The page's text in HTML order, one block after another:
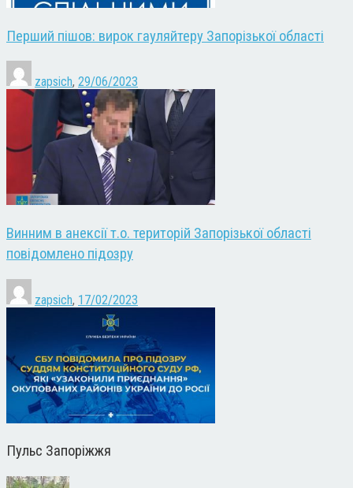
Перший пішов: вирок гауляйтеру Запорізької області
zapsich, 29/06/2023
Винним в анексії т.о. територій Запорізької області
повідомлено підозру
zapsich, 17/02/2023
Пульс Запоріжжя